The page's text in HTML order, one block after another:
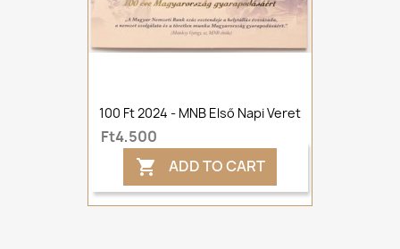
100 Ft 2024 - MNB Első Napi Veret
Ft4,500
 ADD TO CART